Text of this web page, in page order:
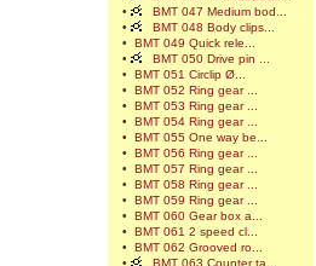
•
BMT 047 Medium bod...
•
BMT 048 Body clips...
•
BMT 049 Quick rele...
•
BMT 050 Drive pin ...
•
BMT 051 Circlip Ø...
•
BMT 052 Ring gear ...
•
BMT 053 Ring gear ...
•
BMT 054 Ring gear ...
•
BMT 055 One way be...
•
BMT 056 Ring gear ...
•
BMT 057 Ring gear ...
•
BMT 058 Ring gear ...
•
BMT 059 Ring gear ...
•
BMT 060 Gear box a...
•
BMT 061 2 speed cl...
•
BMT 062 Grooved ro...
•
BMT 063 Counter ta...